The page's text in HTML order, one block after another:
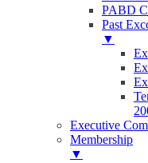
PABD
Past
▼
Executive
Membership
▼